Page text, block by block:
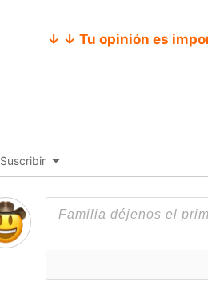
↓ ↓ Tu opinión es
Suscribir